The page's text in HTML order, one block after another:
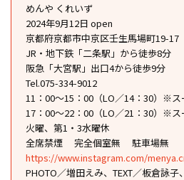
めんや くれいず
2024年9月12日 open
京都府京都市中京区壬生馬場町19-17
JR・地下鉄「二条駅」から徒歩8分
阪急「大宮駅」出口4から徒歩9分
Tel.075-334-9012
11：00〜15：00（LO／14：30）※
17：00〜22：00（LO／21：30）※
火曜、第1・3水曜休
全席禁煙
完全個室無
駐車場無
https://www.instagram.com/
PHOTO／増田えみ、TEXT／板倉詠子